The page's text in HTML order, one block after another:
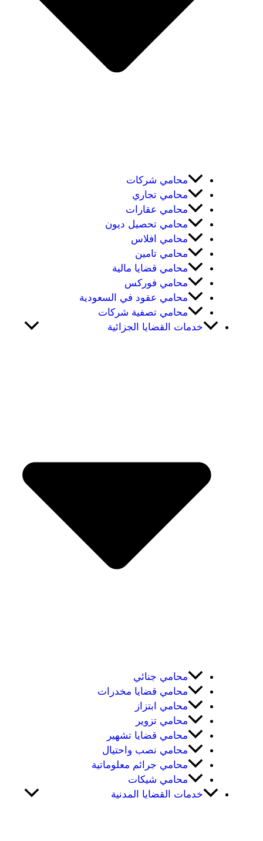
محامي شركات
محامي تجاري
محامي عقارات
محامي تحصيل ديون
محامي افلاس
محامي تامين
محامي قضايا مالية
محامي فوركس
محامي عقود في السعودية
محامي تصفية شركات
خدمات القضايا الجزائية
محامي جنائي
محامي قضايا مخدرات
محامي ابتزاز
محامي تزوير
محامي قضايا تشهير
محامي نصب واحتيال
محامي جرائم معلوماتية
محامي شيكات
خدمات القضايا المدنية